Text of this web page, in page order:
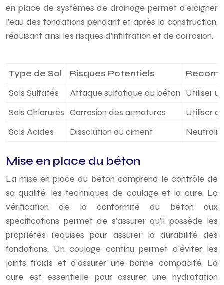
en place de systèmes de drainage permet d’éloigner
l’eau des fondations pendant et après la construction,
réduisant ainsi les risques d’infiltration et de corrosion.
Type de Sol Risques Potentiels
Sols Sulfatés
Attaque sulfatique du béton Utiliser
Sols Chlorurés Corrosion des armatures
Utiliser
Sols Acides
Dissolution du ciment
Mise en place du béton
La mise en place du béton comprend le contrôle de
sa qualité, les techniques de coulage et la cure. La
vérification de la conformité du béton aux
spécifications permet de s’assurer qu’il possède les
propriétés requises pour assurer la durabilité des
fondations. Un coulage continu permet d’éviter les
joints froids et d’assurer une bonne compacité. La
cure est essentielle pour assurer une hydratation